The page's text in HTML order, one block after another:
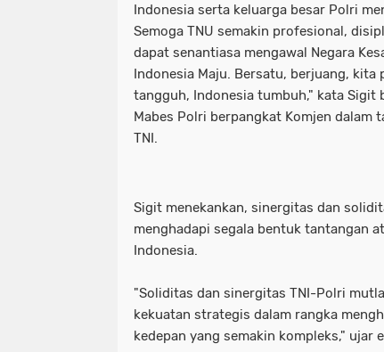
Indonesia serta keluarga besar Polri
Semoga TNU semakin profesional,
dapat senantiasa mengawal Negara
Indonesia Maju. Bersatu, berjuang,
tangguh, Indonesia tumbuh," kata Sigit
Mabes Polri berpangkat Komjen dalam
TNI.
Sigit menekankan, sinergitas dan
menghadapi segala bentuk tantangan
Indonesia.
"Soliditas dan sinergitas TNI-Polri
kekuatan strategis dalam rangka
kedepan yang semakin kompleks," ujar